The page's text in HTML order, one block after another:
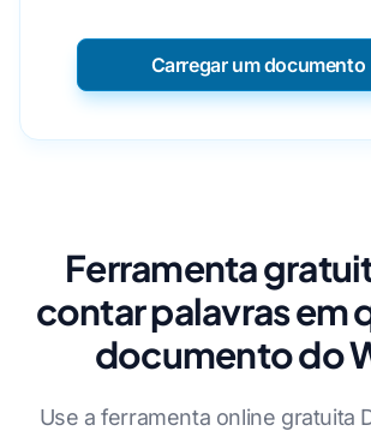
Carregar um documento
Ferramenta
contar palavras em
documento do
Use a ferramenta online gratuita